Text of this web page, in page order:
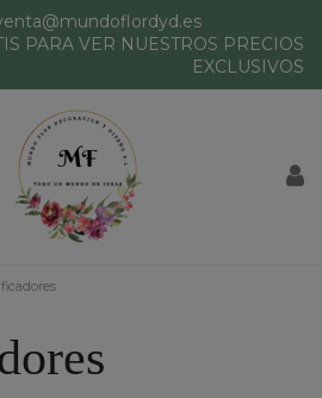
PARA VER NUESTROS PRECIOS
EXCLUSIVOS